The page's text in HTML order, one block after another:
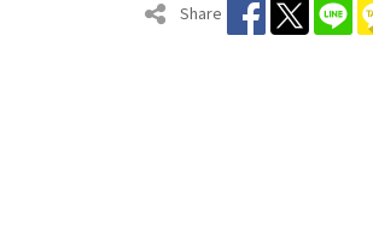
Share